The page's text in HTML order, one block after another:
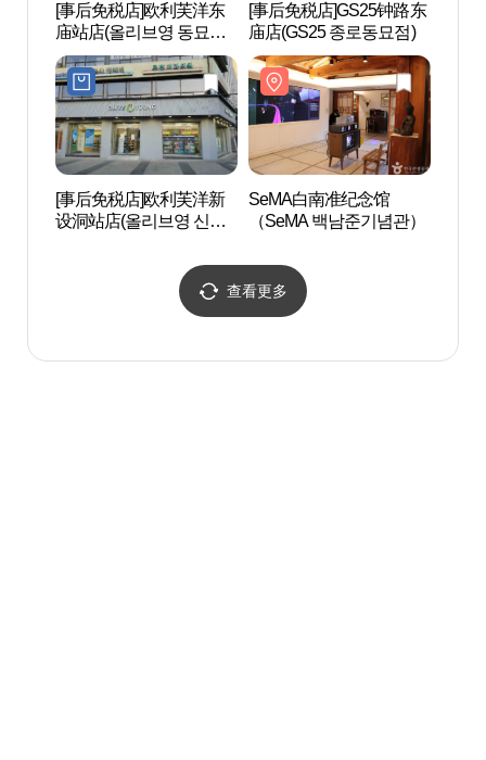
[事后免税店]欧利芙洋东
庙站店(올리브영 동묘앞
역점)
[事后免税店]GS25钟路东
庙店(GS25 종로동묘점)
[事后免税店]欧利芙洋新
设洞站店(올리브영 신설
SeMA白南准纪念馆
（SeMA 백남준기념관）
查看更多